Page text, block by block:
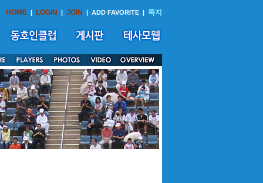
HOME | LOGIN | JOIN | ADD FAVORITE | 쪽지